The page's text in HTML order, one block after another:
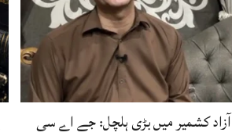
آزاد کشمیر میں بڑی ہلچل: جے اے سی